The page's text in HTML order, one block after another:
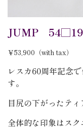
JUMP 54□19
￥53,900 （with tax）
レスカ60周年記念
す。
目尻の下がったテ
全体的な印象はス